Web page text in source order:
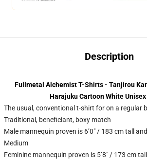
Description
Fullmetal Alchemist T-Shirts - Tanjirou
Harajuku Cartoon White
The usual, conventional t-shirt for on a regular
Traditional, beneficiant, boxy match
Male mannequin proven is 6’0″ / 183 cm tall
Medium
Feminine mannequin proven is 5’8″ / 173 cm